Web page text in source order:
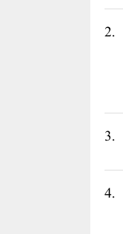
2.
3.
4.